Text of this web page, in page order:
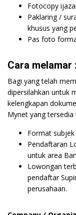
Fotocopy
Paklaring /
khusus yang
Pas foto
Cara melamar :
Bagi yang telah
dipersilahkan untuk
kelengkapan
Mynet yang
Format
Pendaftaran
untuk area
Lowongan
pendaftar
perusahaan.